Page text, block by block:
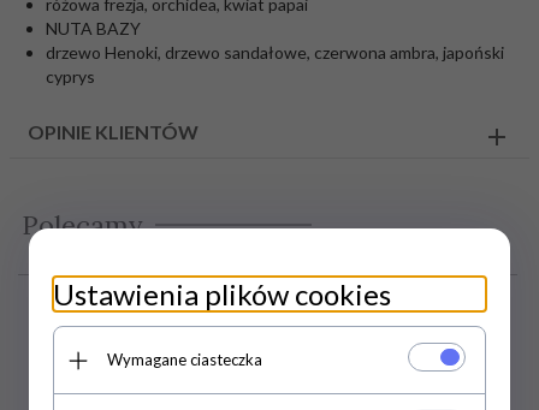
NUTA BAZY
drzewo Henoki, drzewo sandałowe, czerwona ambra, japoński
cyprys
OPINIE KLIENTÓW
Polecamy
Ustawienia plików cookies
Wymagane ciasteczka